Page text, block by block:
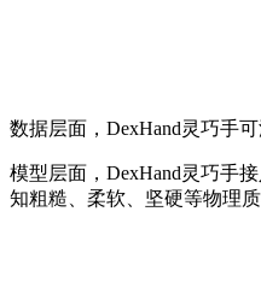
数据层面，DexHand灵巧手
模型层面，DexHand灵巧手
知粗糙、柔软、坚硬等物理